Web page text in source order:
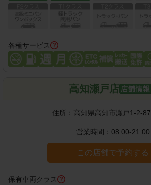
各種サービス
高知瀬戸店
住所： 高知県高知市瀬戸1-2-87
営業時間： 08:00-21:00
この店舗で予約する
保有車両クラス